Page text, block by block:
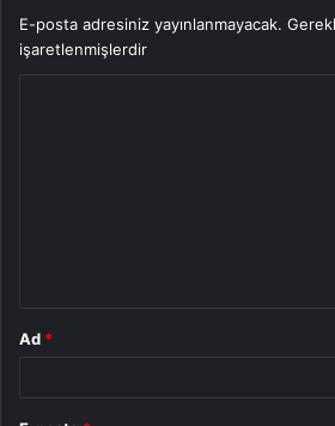
E-posta adresiniz yayınlanmayacak.
işaretlenmişlerdir
Ad *